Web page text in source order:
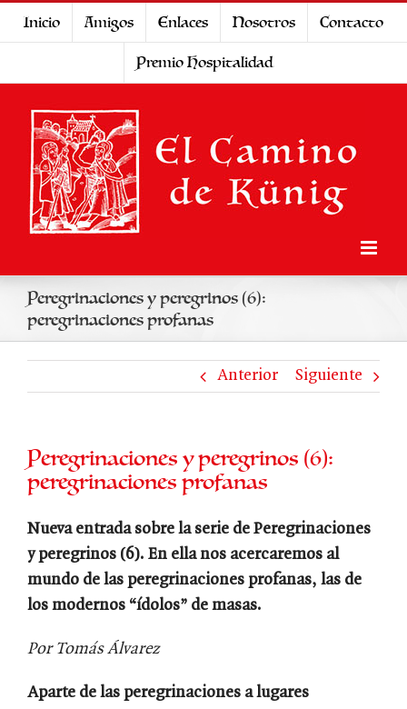
Inicio Amigos Enlaces Nosotros
Contacto
Premio Hospitalidad
Peregrinaciones y peregrinos (6):
peregrinaciones profanas
Anterior Siguiente
Peregrinaciones y peregrinos (6):
peregrinaciones profanas
Nueva entrada sobre la serie de Peregrinaciones
y peregrinos (6). En ella nos acercaremos al
mundo de las peregrinaciones profanas, las de
los modernos “ídolos” de masas.
Por Tomás Álvarez
Aparte de las peregrinaciones a lugares